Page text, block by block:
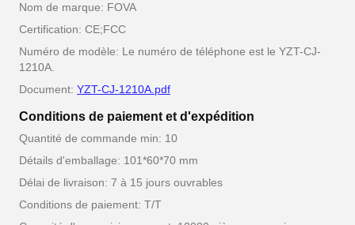
Nom de marque: FOVA
Certification: CE;FCC
Numéro de modèle: Le numéro de téléphone est le YZT-CJ-
1210A.
Document: YZT-CJ-1210A.pdf
Conditions de paiement et d'expédition
Quantité de commande min: 10
Détails d'emballage: 101*60*70 mm
Délai de livraison: 7 à 15 jours ouvrables
Conditions de paiement: T/T